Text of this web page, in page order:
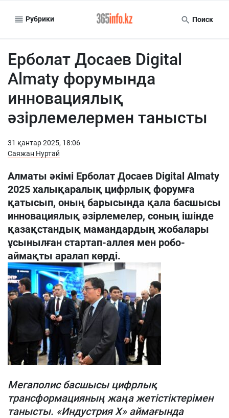
Рубрики Поиск
Ерболат Досаев Digital
Almaty форумында
инновациялық
әзірлемелермен танысты
31 қантар 2025, 18:06
Саяжан Нуртай
Алматы әкімі Ерболат Досаев Digital Almaty
2025 халықаралық цифрлық форумға
қатысып, оның барысында қала басшысы
инновациялық әзірлемелер, соның ішінде
қазақстандық мамандардың жобалары
ұсынылған стартап-аллея мен робо-
аймақты аралап көрді.
Мегаполис басшысы цифрлық
трансформацияның жаңа жетістіктерімен
танысты. «Индустрия X» аймағында